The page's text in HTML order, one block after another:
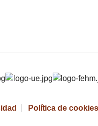
Política de cookies